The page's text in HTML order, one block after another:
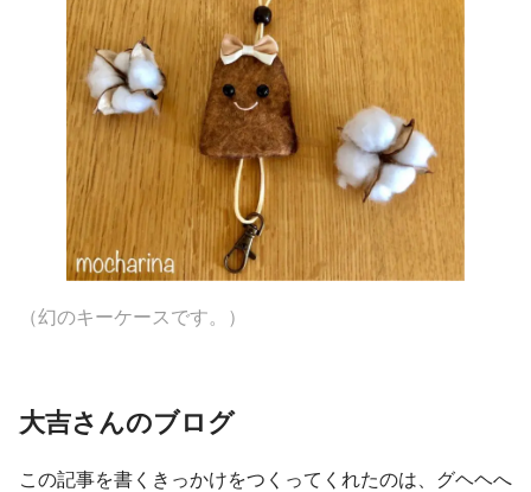
（幻のキーケースです。 ）
大吉さんのブログ
この記事を書くきっかけをつくってくれたのは、グヘヘへ